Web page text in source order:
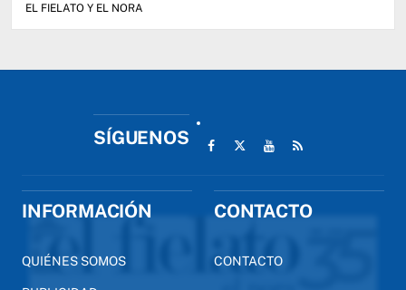
EL FIELATO Y EL NORA
SÍGUENOS
INFORMACIÓN
QUIÉNES SOMOS
CONTACTO
CONTACTO